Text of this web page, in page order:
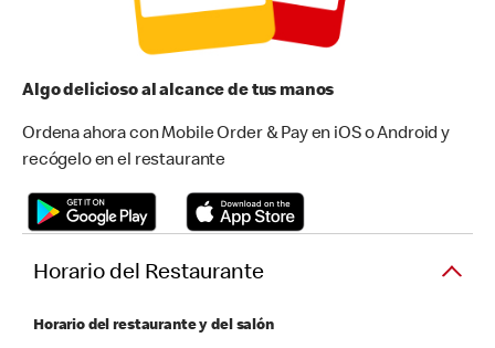
Algo delicioso al alcance de tus manos
Ordena ahora con Mobile Order & Pay en iOS o Android y
recógelo en el restaurante
Horario del Restaurante
Horario del restaurante y del salón